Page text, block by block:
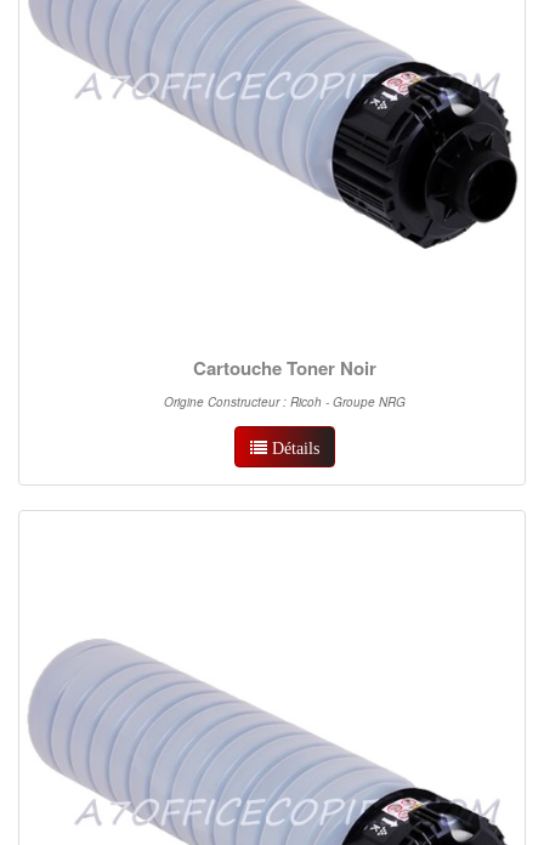
Cartouche Toner Noir
Origine Constructeur : Ricoh - Groupe NRG
Détails